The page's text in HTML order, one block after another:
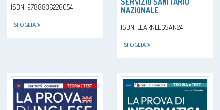
ISBN: 9788836226054
SFOGLIA
NAZIONALE
ISBN: LEARNLEGSAN24
SFOGLIA